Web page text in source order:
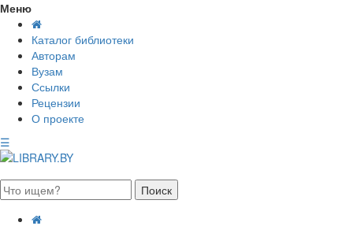
Меню
Каталог библиотеки
Авторам
Вузам
Ссылки
Рецензии
О проекте
☰